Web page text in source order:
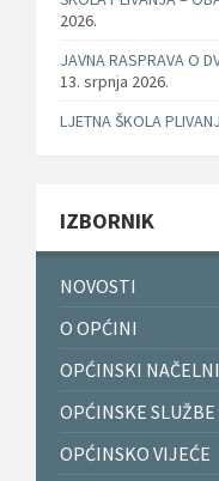
2026.
JAVNA RASPRAVA O
13. srpnja 2026.
LJETNA ŠKOLA
IZBORNIK
NOVOSTI
O OPĆINI
OPĆINSKI
OPĆINSKE SLUŽBE
OPĆINSKO VIJEĆE